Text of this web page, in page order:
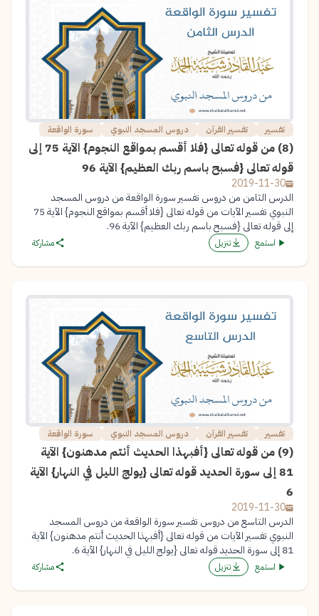
تفسير تفسير القرآن دروس المسجد النبوي سورة الواقعة
(8) من قوله تعالى {فلا أقسم بمواقع النجوم} الآية 75 إلى
قوله تعالى {فسبح باسم ربك العظيم} الآية 96
2019-11-30
الدرس الثامن من دروس تفسير سورة الواقعة من دروس المسجد
النبوي تفسير الآيات من قوله تعالى {فلا أقسم بمواقع النجوم} الآية 75
إلى قوله تعالى {فسبح باسم ربك العظيم} الآية 96.
استمع تنزيل مشاركة
تفسير تفسير القرآن دروس المسجد النبوي سورة الواقعة
(9) من قوله تعالى {أفبهذا الحديث أنتم مدهنون} الآية
81 إلى سورة الحديد قوله تعالى {يولج الليل في النهار} الآية
6
2019-11-30
الدرس التاسع من دروس تفسير سورة الواقعة من دروس المسجد
النبوي تفسير الآيات من قوله تعالى {أفبهذا الحديث أنتم مدهنون} الآية
81 إلى سورة الحديد قوله تعالى {يولج الليل في النهار} الآية 6.
استمع تنزيل مشاركة